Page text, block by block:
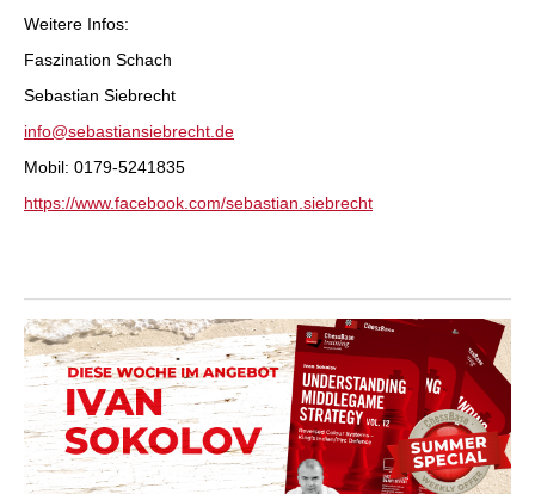
Weitere Infos:
Faszination Schach
Sebastian Siebrecht
info@sebastiansiebrecht.de
Mobil: 0179-5241835
https://www.facebook.com/sebastian.siebrecht